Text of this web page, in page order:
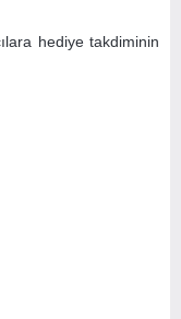
hediye takdiminin